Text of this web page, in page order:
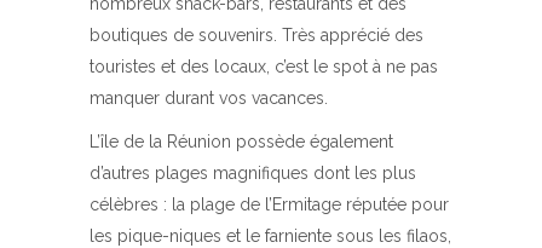
nombreux snack-bars, restaurants et des
boutiques de souvenirs. Très apprécié des
touristes et des locaux, c’est le spot à ne pas
manquer durant vos vacances.
L’île de la Réunion possède également
d’autres plages magnifiques dont les plus
célèbres : la plage de l’Ermitage réputée pour
les pique-niques et le farniente sous les filaos,